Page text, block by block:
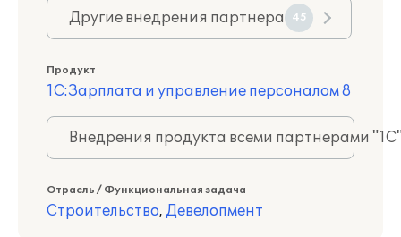
Другие внедрения партнера 45
Продукт
1С:Зарплата и управление персоналом 8
Внедрения продукта всеми партнерами
Отрасль / Функциональная задача
Строительство, Девелопмент